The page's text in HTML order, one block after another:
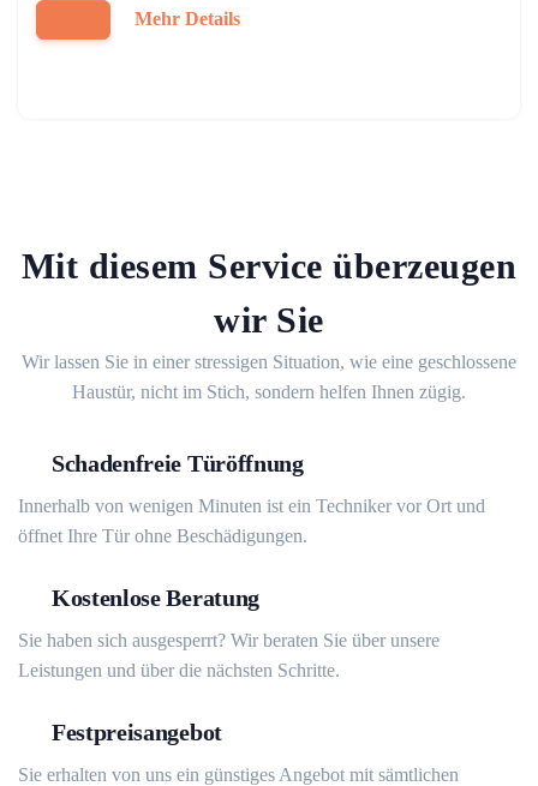
Mehr Details
Mit diesem Service überzeugen
wir Sie
Wir lassen Sie in einer stressigen Situation, wie eine geschlossene
Haustür, nicht im Stich, sondern helfen Ihnen zügig.
Schadenfreie Türöffnung
Innerhalb von wenigen Minuten ist ein Techniker vor Ort und
öffnet Ihre Tür ohne Beschädigungen.
Kostenlose Beratung
Sie haben sich ausgesperrt? Wir beraten Sie über unsere
Leistungen und über die nächsten Schritte.
Festpreisangebot
Sie erhalten von uns ein günstiges Angebot mit sämtlichen